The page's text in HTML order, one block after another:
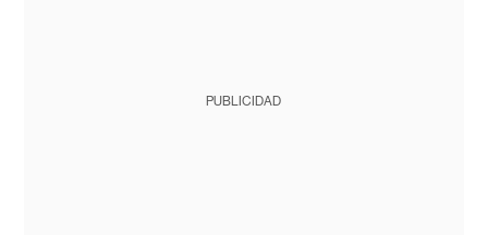
PUBLICIDAD